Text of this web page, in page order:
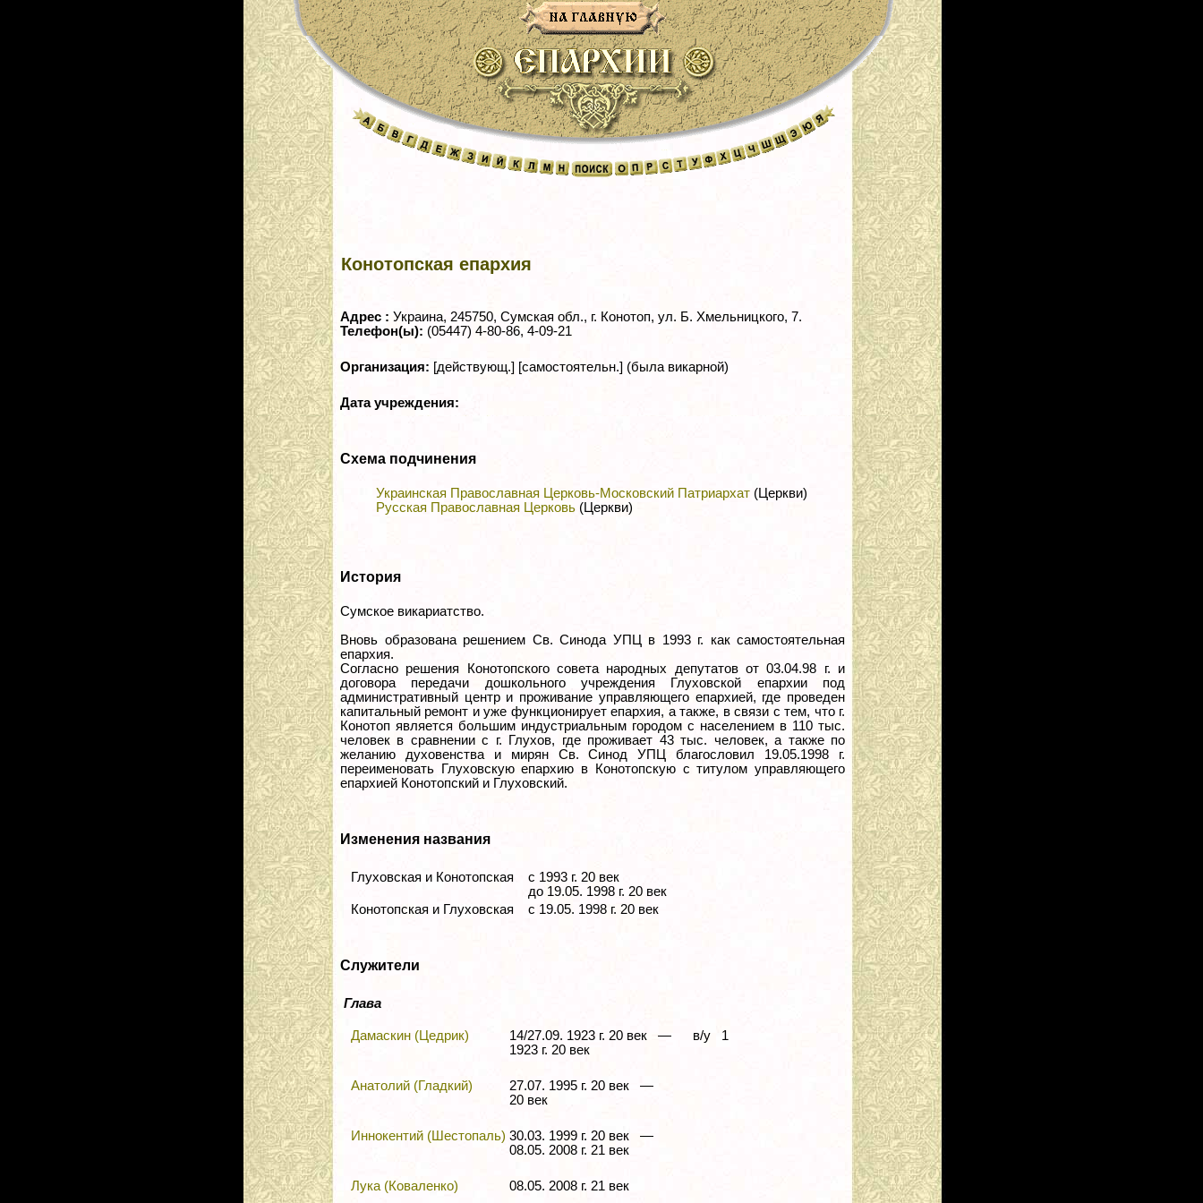
Конотопская епархия
Адрес : Украина, 245750, Сумская обл., г. Конотоп, ул. Б. Хмельницкого, 7.
Телефон(ы): (05447) 4-80-86, 4-09-21
Организация: [действующ.] [самостоятельн.] (была викарной)
Дата учреждения:
Схема подчинения
Украинская Православная Церковь-Московский Патриархат (Церкви)
Русская Православная Церковь (Церкви)
История
Сумское викариатство.
Вновь образована решением Св. Синода УПЦ в 1993 г. как самостоятельная
епархия.
Согласно решения Конотопского совета народных депутатов от 03.04.98 г. и
договора передачи дошкольного учреждения Глуховской епархии под
административный центр и проживание управляющего епархией, где проведен
капитальный ремонт и уже функционирует епархия, а также, в связи с тем, что г.
Конотоп является большим индустриальным городом с населением в 110 тыс.
человек в сравнении с г. Глухов, где проживает 43 тыс. человек, а также по
желанию духовенства и мирян Св. Синод УПЦ благословил 19.05.1998 г.
переименовать Глуховскую епархию в Конотопскую с титулом управляющего
епархией Конотопский и Глуховский.
Изменения названия
Глуховская и Конотопская
с 1993 г. 20 век
до 19.05. 1998 г. 20 век
Конотопская и Глуховская
с 19.05. 1998 г. 20 век
Служители
Глава
Дамаскин (Цедрик)
14/27.09. 1923 г. 20 век —
1923 г. 20 век
в/у 1
Анатолий (Гладкий)
27.07. 1995 г. 20 век —
20 век
Иннокентий (Шестопаль) 30.03. 1999 г. 20 век —
08.05. 2008 г. 21 век
Лука (Коваленко) 08.05. 2008 г. 21 век